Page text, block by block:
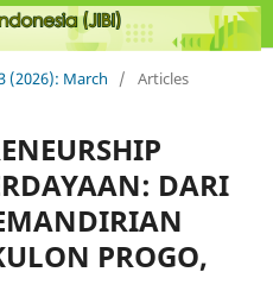
(2026): March / Articles
DARI
PROGO,